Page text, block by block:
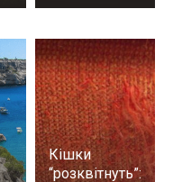
Кішки
“розквітнуть”: